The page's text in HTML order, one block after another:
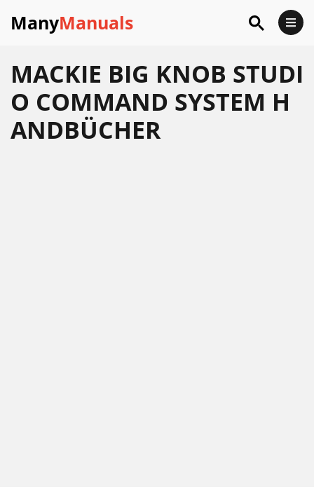
ManyManuals
MACKIE BIG KNOB STUDI
O COMMAND SYSTEM H
ANDBÜCHER